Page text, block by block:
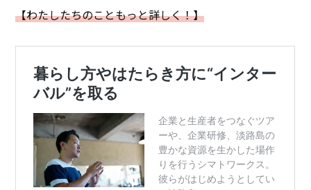
【わたしたちのこともっと詳しく！】